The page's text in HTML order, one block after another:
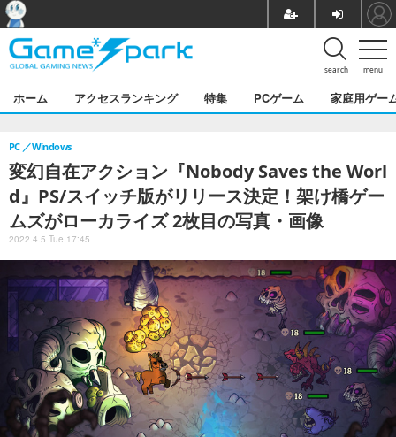
menu
search
ホーム アクセスランキング 特集 PCゲーム 家庭用ゲー
変幻自在アクション『Nobody Saves the Worl
d』PS/スイッチ版がリリース決定！架け橋ゲー
ムズがローカライズ 2枚目の写真・画像
PC Windows
2022.4.5 Tue 17:45